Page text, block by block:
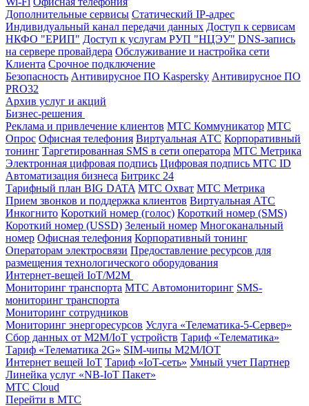
Дополнительные сервисы Статический IP-адрес
Индивидуальный канал передачи данных Доступ к сервисам
НКФО "ЕРИП" Доступ к услугам РУП "НЦЭУ" DNS-запись
на сервере провайдера Обслуживание и настройка сети
Клиента Срочное подключение
Безопасность Антивирусное ПО Kaspersky Антивирусное ПО
PRO32
Архив услуг и акций
Бизнес-решения
Реклама и привлечение клиентов МТС Коммуникатор МТС
Опрос Офисная телефония Виртуальная АТС Корпоративный
тонинг Таргетированная SMS в сети оператора МТС Метрика
Электронная цифровая подпись Цифровая подпись МТС ID
Автоматизация бизнеса Битрикс 24
Тарифный план BIG DATA МТС Охват МТС Метрика
Прием звонков и поддержка клиентов Виртуальная АТС
Инкогнито Короткий номер (голос) Короткий номер (SMS)
Короткий номер (USSD) Зеленый номер Многоканальный
номер Офисная телефония Корпоративный тонинг
Операторам электросвязи Предоставление ресурсов для
размещения технологического оборудования
Интернет-вещей IoT/M2M
Мониторинг транспорта МТС Автомониторинг SMS-
мониторинг транспорта
Мониторинг сотрудников
Мониторинг энергоресурсов Услуга «Телематика-5-Сервер»
Сбор данных от М2М/IoT устройств Тариф «Телематика»
Тариф «Телематика 2G» SIM-чипы М2М/IOT
Интернет вещей IoT Тариф «IoT-сеть» Умный учет Партнер
Линейка услуг «NB-IoT Пакет»
МТС Cloud
Перейти в МТС